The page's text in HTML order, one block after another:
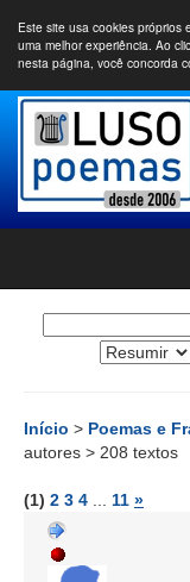
Este site usa cookies próprios
uma melhor experiência. Ao
nesta página, você concorda
Início > Poemas e
autores > 208 textos
(1) 2 3 4 11 »